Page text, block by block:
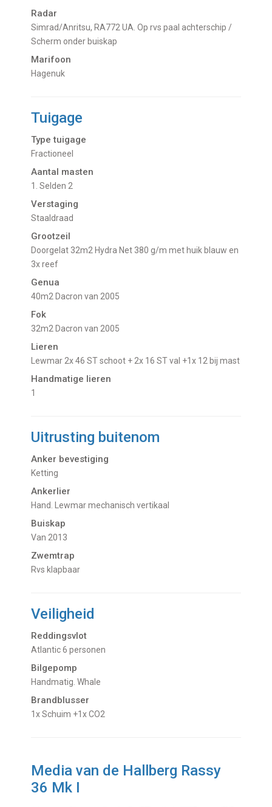
Radar
Simrad/Anritsu, RA772 UA. Op rvs paal achterschip /
Scherm onder buiskap
Marifoon
Hagenuk
Tuigage
Type tuigage
Fractioneel
Aantal masten
1. Selden 2
Verstaging
Staaldraad
Grootzeil
Doorgelat 32m2 Hydra Net 380 g/m met huik blauw en
3x reef
Genua
40m2 Dacron van 2005
Fok
32m2 Dacron van 2005
Lieren
Lewmar 2x 46 ST schoot + 2x 16 ST val +1x 12 bij mast
Handmatige lieren
1
Uitrusting buitenom
Anker bevestiging
Ketting
Ankerlier
Hand. Lewmar mechanisch vertikaal
Buiskap
van 2013
Zwemtrap
Rvs klapbaar
Veiligheid
Reddingsvlot
Atlantic 6 personen
Bilgepomp
Handmatig. Whale
Brandblusser
1x Schuim +1x CO2
Media van de Hallberg Rassy
36 Mk I